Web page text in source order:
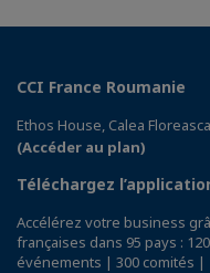
CCI France Roumanie
Ethos House, Calea
(Accéder au plan)
Téléchargez
Accélérez votre business
françaises dans 95 pays :
événements | 300 comités |